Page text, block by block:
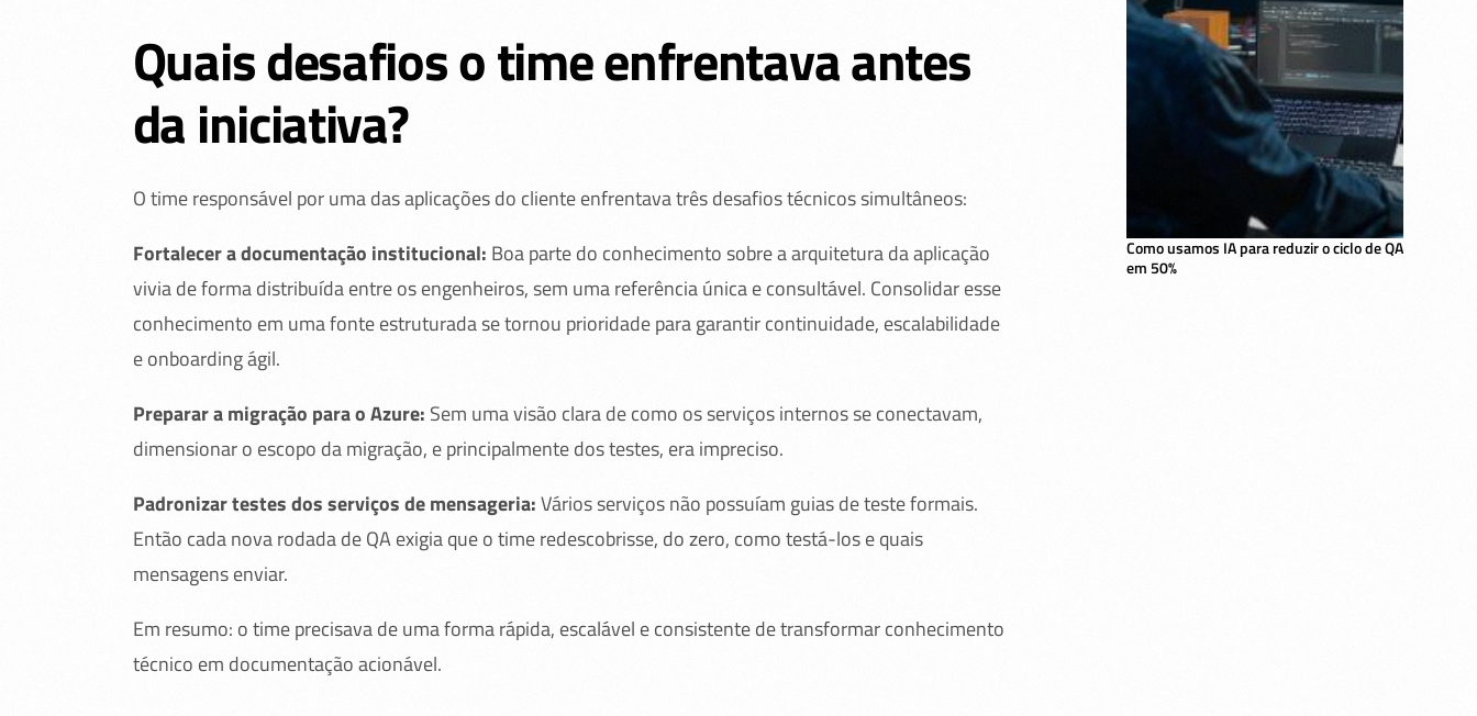
Quais desafios o time enfrentava antes
da iniciativa?
O time responsável por uma das aplicações do cliente enfrentava três desafios técnicos simultâneos:
Fortalecer a documentação institucional: Boa parte do conhecimento sobre a arquitetura da aplicação
vivia de forma distribuída entre os engenheiros, sem uma referência única e consultável. Consolidar esse
conhecimento em uma fonte estruturada se tornou prioridade para garantir continuidade, escalabilidade
e onboarding ágil.
Preparar a migração para o Azure: Sem uma visão clara de como os serviços internos se conectavam,
dimensionar o escopo da migração, e principalmente dos testes, era impreciso.
Padronizar testes dos serviços de mensageria:Vários serviços não possuíam guias de teste formais.
Então cada nova rodada de QA exigia que o time redescobrisse, do zero, como testá-los e quais
mensagens enviar.
Em resumo: o time precisava de uma forma rápida, escalável e consistente de transformar conhecimento
técnico em documentação acionável.
Como usamos IA para reduzir o ciclo de QA
em 50%